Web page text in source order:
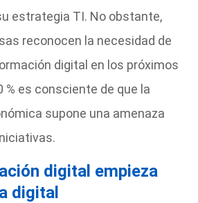
estrategia TI. No obstante,
reconocen la necesidad de
digital en los próximos
% es consciente de que la
supone una amenaza
digital empieza
digital